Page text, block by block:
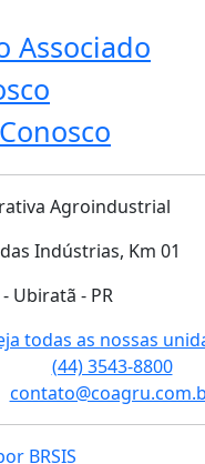
Associado
Agroindustrial
Indústrias, Km 01
- Ubiratã - PR
todas as nossas
(44) 3543-8800
BRSIS